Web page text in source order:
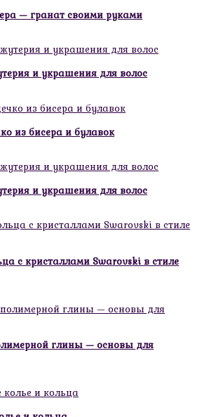
— гранат своими руками
и украшения для волос
из бисера и булавок
и украшения для волос
с кристаллами Swarovski в стиле
глины — основы для